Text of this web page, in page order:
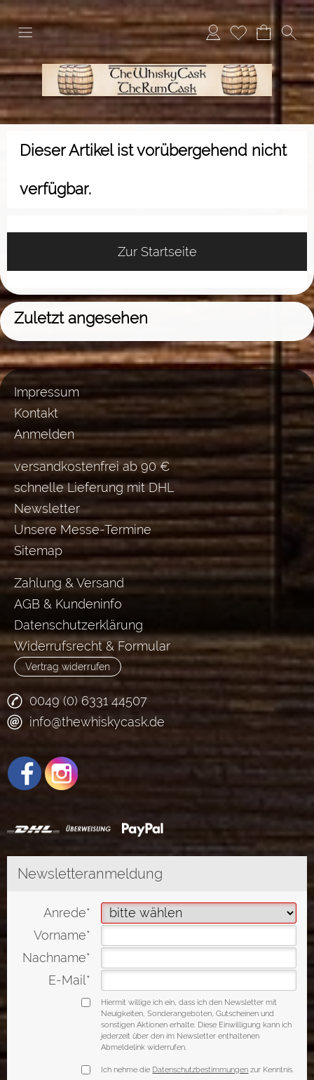
Dieser Artikel ist vorübergehend nicht
verfügbar.
Zur Startseite
Zuletzt angesehen
Impressum
Kontakt
Anmelden
versandkostenfrei ab 90 €
schnelle Lieferung mit DHL
Newsletter
Unsere Messe-Termine
Sitemap
Zahlung & Versand
AGB & Kundeninfo
Datenschutzerklärung
Widerrufsrecht & Formular
Vertrag widerrufen
0049 (0) 6331 44507
info@thewhiskycask.de